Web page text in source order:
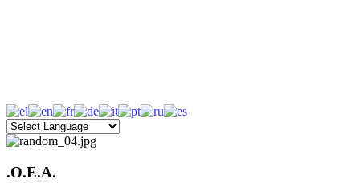
.O.E.A.